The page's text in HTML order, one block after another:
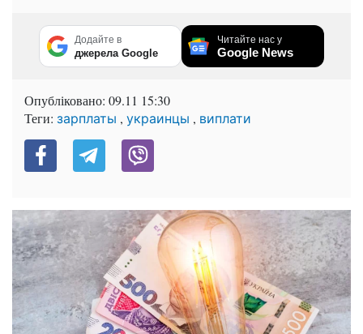
Додайте в
джерела Google
Читайте нас у
Google News
Опубліковано: 09.11 15:30
Теги: зарплаты , украинцы , виплати